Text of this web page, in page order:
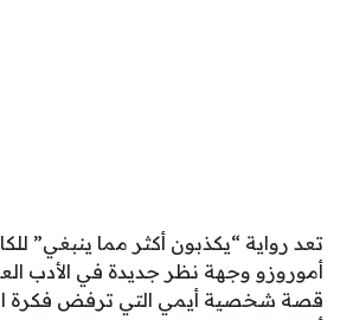
تعد رواية “يكذبون أكثر مما ينبغي”
أموروزو وجهة نظر جديدة في الأدب
قصة شخصية أيمي التي ترفض فكرة